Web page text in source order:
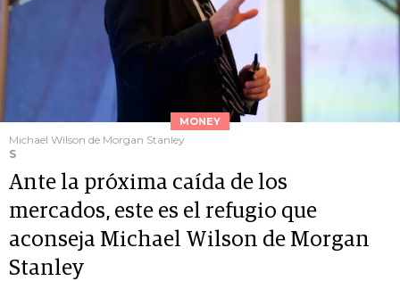
MONEY
Michael Wilson de Morgan Stanley
S
Ante la próxima caída de los
mercados, este es el refugio que
aconseja Michael Wilson de Morgan
Stanley